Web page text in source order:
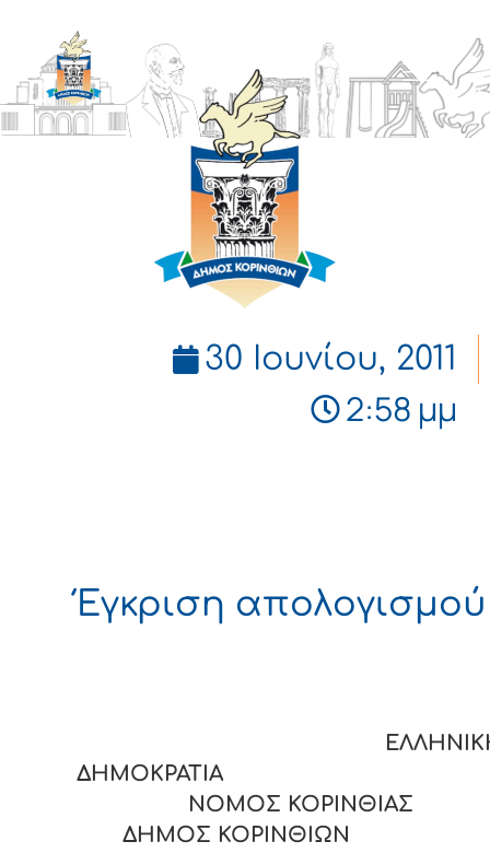
ΔΗΜΟΣ
ΚΟΡΙΝΘΙΩΝ
30 Ιουνίου, 2011
2:58 μμ
Έγκριση απολογισμού
ΔΗΜΟΚΡΑΤΙΑ
ΝΟΜΟΣ ΚΟΡΙΝΘΙΑΣ
ΔΗΜΟΣ ΚΟΡΙΝΘΙΩΝ